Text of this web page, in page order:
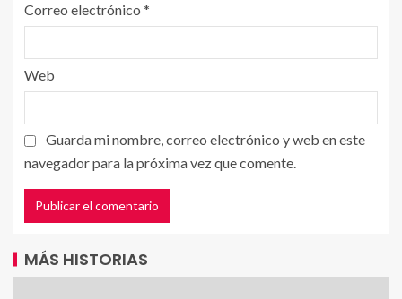
Correo electrónico *
Web
Guarda mi nombre, correo electrónico y web en este
navegador para la próxima vez que comente.
MÁS HISTORIAS